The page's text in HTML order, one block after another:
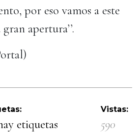
por eso vamos a este
apertura’’.
etiquetas
Vistas:
590